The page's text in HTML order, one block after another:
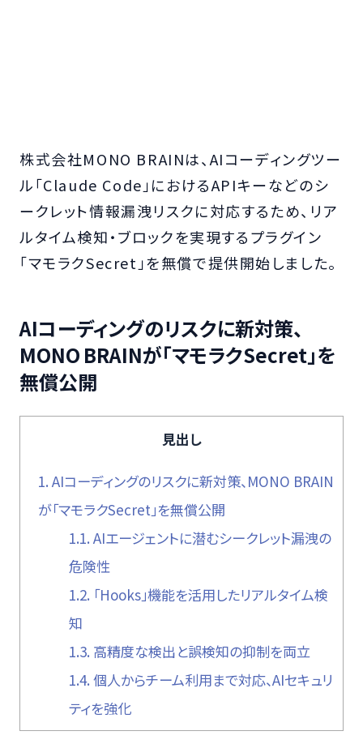
株式会社MONO BRAINは、AIコーディングツー
ル「Claude Code」におけるAPIキーなどのシ
ークレット情報漏洩リスクに対応するため、リア
ルタイム検知・ブロックを実現するプラグイン
「マモラクSecret」を無償で提供開始しました。
AIコーディングのリスクに新対策、
MONO BRAINが「マモラクSecret」を
無償公開
見出し
1. AIコーディングのリスクに新対策、MONO BRAIN
が「マモラクSecret」を無償公開
1.1. AIエージェントに潜むシークレット漏洩の
危険性
1.2. 「Hooks」機能を活用したリアルタイム検
知
1.3. 高精度な検出と誤検知の抑制を両立
1.4. 個人からチーム利用まで対応、AIセキュリ
ティを強化